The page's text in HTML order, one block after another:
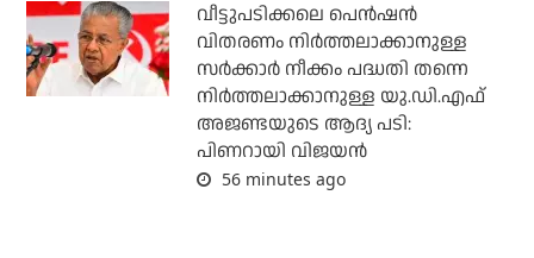
വീട്ടുപടിക്കലെ പെന്‍ഷന്‍
വിതരണം നിര്‍ത്തലാക്കാനുള്ള
സര്‍ക്കാര്‍ നീക്കം പദ്ധതി തന്നെ
നിര്‍ത്തലാക്കാനുള്ള യു.ഡി.എഫ്
അജണ്ടയുടെ ആദ്യ പടി:
പിണറായി വിജയന്‍
56 minutes ago